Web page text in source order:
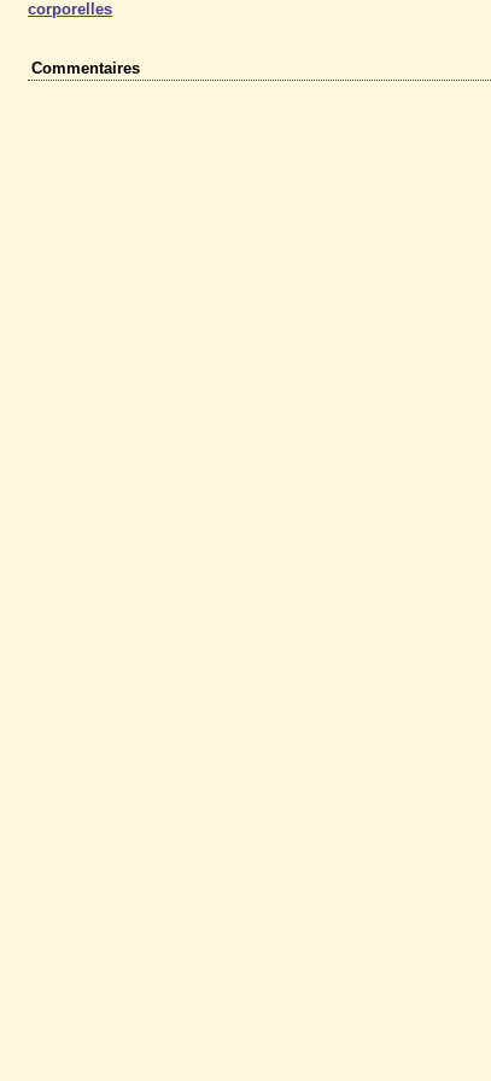
corporelles
Commentaires